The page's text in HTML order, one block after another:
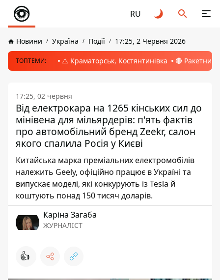
RU
Новини Україна Події 17:25, 2 Червня 2026
ТОПТЕМИ: ⚠️ Краматорськ, Костянтинівка 🔴 Ракетний
17:25, 02 червня
Від електрокара на 1265 кінських сил до
мінівена для мільярдерів: п'ять фактів
про автомобільний бренд Zeekr, салон
якого спалила Росія у Києві
Китайська марка преміальних електромобілів
належить Geely, офіційно працює в Україні та
випускає моделі, які конкурують із Tesla й
коштують понад 150 тисяч доларів.
Каріна Загаба
ЖУРНАЛІСТ
👍